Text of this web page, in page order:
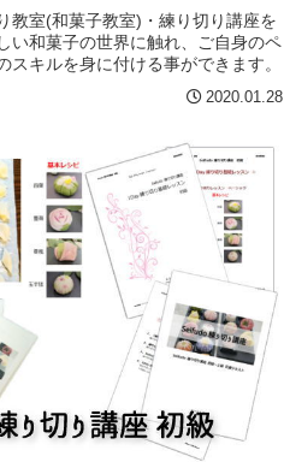
教室(和菓子教室)・練り切り講座を
い和菓子の世界に触れ、ご自身のペ
スキルを身に付ける事ができます。
2020.01.28